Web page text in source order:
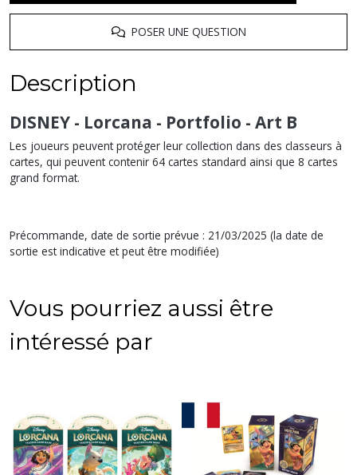
POSER UNE QUESTION
Description
DISNEY - Lorcana - Portfolio - Art B
Les joueurs peuvent protéger leur collection dans des classeurs à
cartes, qui peuvent contenir 64 cartes standard ainsi que 8 cartes
grand format.
Précommande, date de sortie prévue : 21/03/2025 (la date de
sortie est indicative et peut être modifiée)
Vous pourriez aussi être
intéressé par